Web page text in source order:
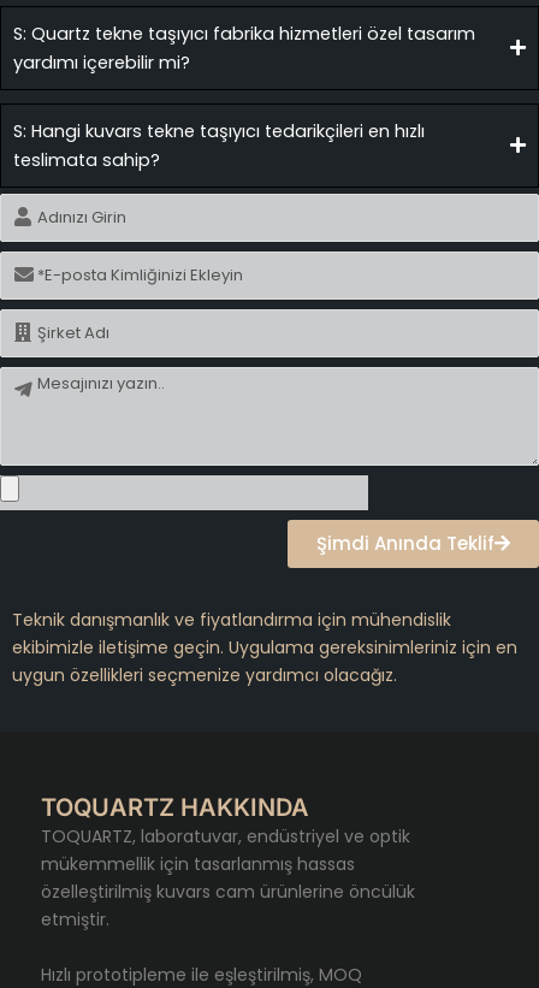
S: Quartz tekne taşıyıcı fabrika hizmetleri özel tasarım
yardımı içerebilir mi?
S: Hangi kuvars tekne taşıyıcı tedarikçileri en hızlı
teslimata sahip?
İsim
E-
posta
İsim
Mesaj
Şimdi Anında Teklif
Teknik danışmanlık ve fiyatlandırma için mühendislik
ekibimizle iletişime geçin. Uygulama gereksinimleriniz için en
uygun özellikleri seçmenize yardımcı olacağız.
TOQUARTZ HAKKINDA
TOQUARTZ, laboratuvar, endüstriyel ve optik
mükemmellik için tasarlanmış hassas
özelleştirilmiş kuvars cam ürünlerine öncülük
etmiştir.
Hızlı prototipleme ile eşleştirilmiş, MOQ